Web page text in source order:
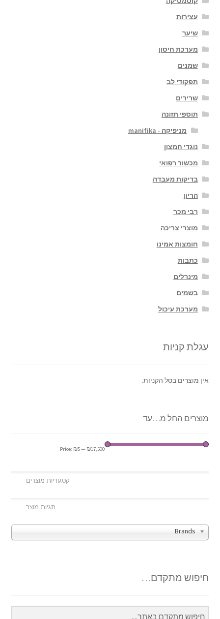
עצירות
שיער
מערכת חיסון
שמנים
תפקודי לב
שרירים
תוספי תזונה
מניפיקה - manifika
נוגדי חמצון
מכשור רפואי
בדיקות מעבדה
הריון
רבי מכר
מוצרי צריכה
חומצות אמינו
כתבות
מינרלים
בשמים
מערכת עיכול
עגלת קניות
אין מוצרים בסל הקניות.
מוצרים החל מ…עד
Price: ₪5— ₪17,500
Brands
חיפוש מתקדם…